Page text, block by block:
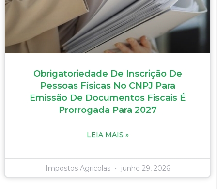
Obrigatoriedade De Inscrição De
Pessoas Físicas No CNPJ Para
Emissão De Documentos Fiscais É
Prorrogada Para 2027
LEIA MAIS »
Impostos Agricolas junho 29, 2026